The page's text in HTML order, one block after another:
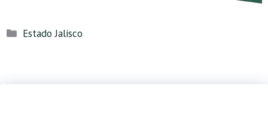
Categorías
Estado Jalisco